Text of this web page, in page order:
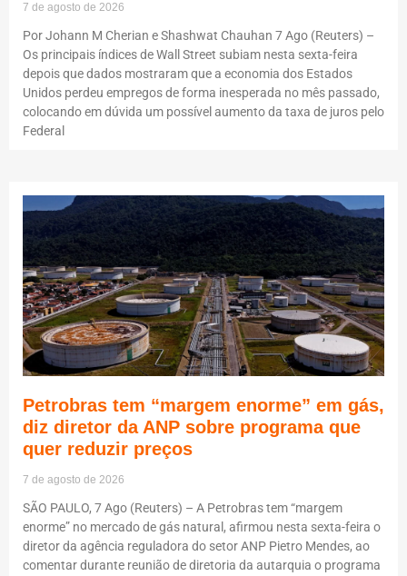
7 de agosto de 2026
Por Johann M Cherian e Shashwat Chauhan 7 Ago (Reuters) –
Os principais índices de Wall Street subiam nesta sexta-feira
depois que dados mostraram que a economia dos Estados
Unidos perdeu empregos de forma inesperada no mês passado,
colocando em dúvida um possível aumento da taxa de juros pelo
Federal
Petrobras tem “margem enorme” em gás,
diz diretor da ANP sobre programa que
quer reduzir preços
7 de agosto de 2026
SÃO PAULO, 7 Ago (Reuters) – A Petrobras tem “margem
enorme” no mercado de gás natural, afirmou nesta sexta-feira o
diretor da agência reguladora do setor ANP Pietro Mendes, ao
comentar durante reunião de diretoria da autarquia o programa